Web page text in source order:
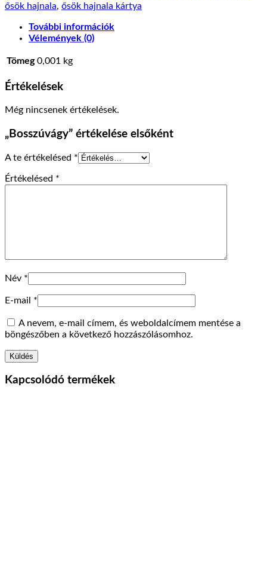
ősök hajnala, ősök hajnala kártya
További információk
Vélemények (0)
Tömeg 0,001 kg
Értékelések
Még nincsenek értékelések.
„Bosszúvágy” értékelése elsőként
A te értékelésed *
Értékelésed *
Név *
E-mail *
A nevem, e-mail címem, és weboldalcímem mentése a
böngészőben a következő hozzászólásomhoz.
Kapcsolódó termékek